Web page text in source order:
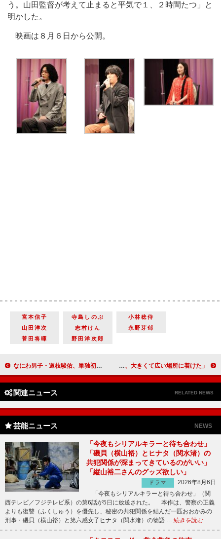
う。山田監督が考えて止まると平気で１、２時間たつ」と
明かした。
映画は８月６日から公開。
宮本信子 寺島しのぶ
小林稔侍
山田洋次
志村けん
永野芽郁
菅田将暉
野田洋次郎
なにわ男子・道枝駿佑、単独初主演舞台が開幕 「大橋和也くんや西畑大吾くんが連絡をくれた」 松重豊、若手バイプレーヤーに期待 田口トモロヲ「大杉漣さんと共に、大きくて広い場所に着けた」
関連ニュース RELATED NEWS
芸能ニュース NEWS
「今夜もシリアルキラーと待ち合わせ」
「磯貝（横山裕）とヒナタ（関水渚）の
共犯関係が深まってきているのがいい」
「縦山裕二さんのグッズ欲しい」
ドラマ
2026年8月6日
「今夜もシリアルキラーと待ち合わせ」（関
西テレビ／フジテレビ系）の第6話が5日に放送された。 本作は、警察の正義
よりも復讐（ふくしゅう）を優先し、秘密の共犯関係を結んだ一匹おおかみの
刑事・磯貝（横山裕）と第六感女子ヒナタ（関水渚）の物語 … 続きを読む